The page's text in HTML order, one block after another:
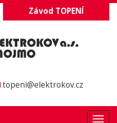
Závod TOPENÍ
topeni@elektrokov.cz